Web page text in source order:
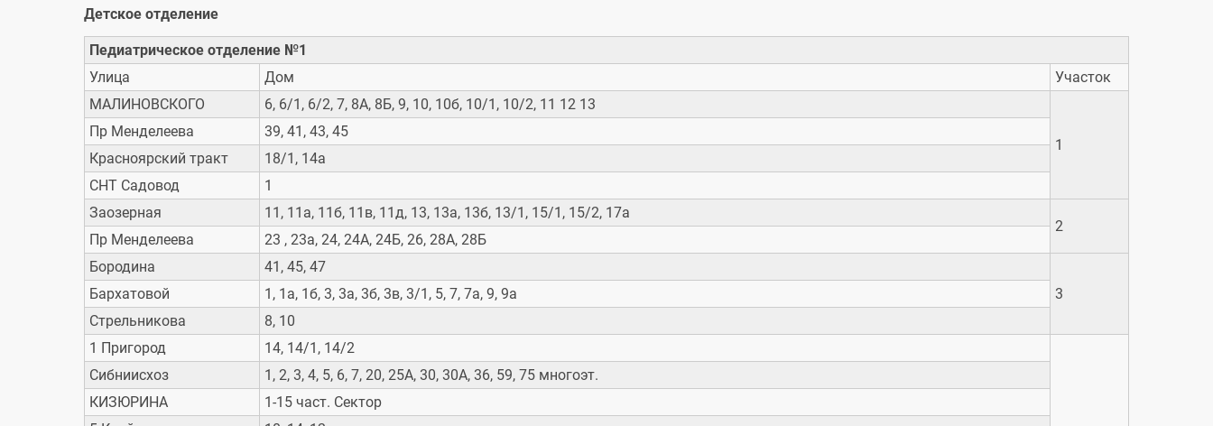
Детское отделение
Педиатрическое отделение №1
Улица
Дом
Участок
МАЛИНОВСКОГО
6, 6/1, 6/2, 7, 8А, 8Б, 9, 10, 10б, 10/1, 10/2, 11 12 13
1
Пр Менделеева
39, 41, 43, 45
Красноярский тракт
18/1, 14а
СНТ Садовод
1
Заозерная
11, 11а, 11б, 11в, 11д, 13, 13а, 13б, 13/1, 15/1, 15/2, 17а
2
Пр Менделеева
23 , 23а, 24, 24А, 24Б, 26, 28А, 28Б
Бородина
41, 45, 47
3
Бархатовой
1, 1а, 1б, 3, 3а, 3б, 3в, 3/1, 5, 7, 7а, 9, 9а
Стрельникова
8, 10
1 Пригород
14, 14/1, 14/2
Сибниисхоз
1, 2, 3, 4, 5, 6, 7, 20, 25А, 30, 30А, 36, 59, 75 многоэт.
КИЗЮРИНА
1-15 част. Сектор